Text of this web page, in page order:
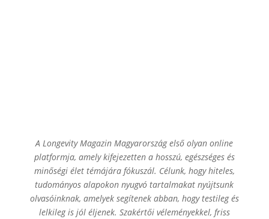
A Longevity Magazin Magyarország első olyan online
platformja, amely kifejezetten a hosszú, egészséges és
minőségi élet témájára fókuszál. Célunk, hogy hiteles,
tudományos alapokon nyugvó tartalmakat nyújtsunk
olvasóinknak, amelyek segítenek abban, hogy testileg és
lelkileg is jól éljenek. Szakértői véleményekkel, friss